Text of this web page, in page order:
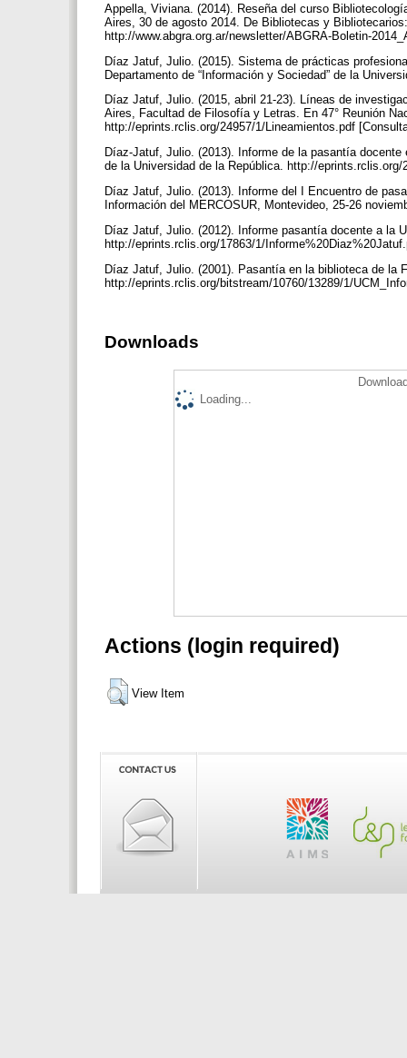
Appella, Viviana. (2014). Reseña del curso
Aires, 30 de agosto 2014. De Bibliotecas y
http://www.abgra.org.ar/newsletter/ABGRA-Boletin-
Díaz Jatuf, Julio. (2015). Sistema de prácticas
Departamento de “Información y Sociedad” de la
Díaz Jatuf, Julio. (2015, abril 21-23). Líneas de
Aires, Facultad de Filosofía y Letras. En 47° Reunión
http://eprints.rclis.org/24957/1/Lineamientos.pdf
Díaz-Jatuf, Julio. (2013). Informe de la pasantía
de la Universidad de la República. http://
Díaz Jatuf, Julio. (2013). Informe del I Encuentro de
Información del MERCOSUR, Montevideo, 25-26
Díaz Jatuf, Julio. (2012). Informe pasantía docente a la
http://eprints.rclis.org/17863/1/
Díaz Jatuf, Julio. (2001). Pasantía en la biblioteca de la
http://eprints.rclis.org/bitstream/10760/13289/1/
Downloads
Loading...
Actions (login required)
View Item